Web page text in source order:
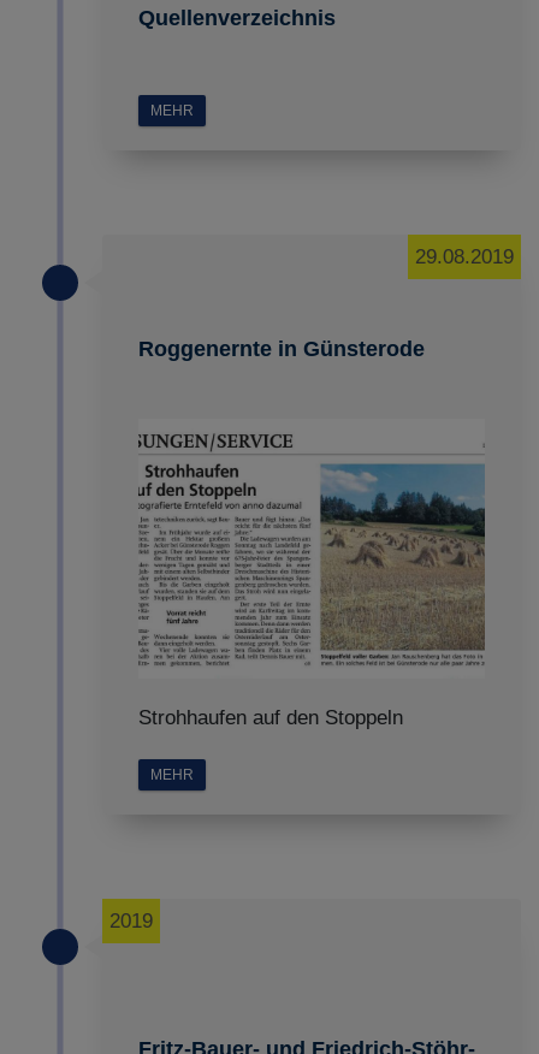
Quellenverzeichnis
MEHR
Roggenernte in Günsterode
29.08.2019
Strohhaufen auf den Stoppeln
MEHR
Fritz-Bauer- und Friedrich-Stöhr-
2019